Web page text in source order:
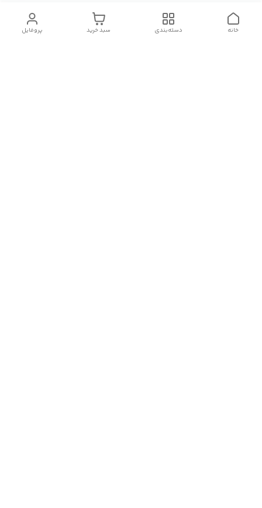
پروفایل سبد خرید دسته‌بندی خانه